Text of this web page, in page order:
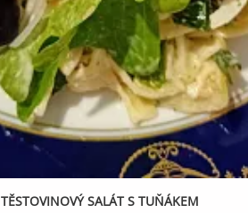
TĚSTOVINOVÝ SALÁT S TUŇÁKEM